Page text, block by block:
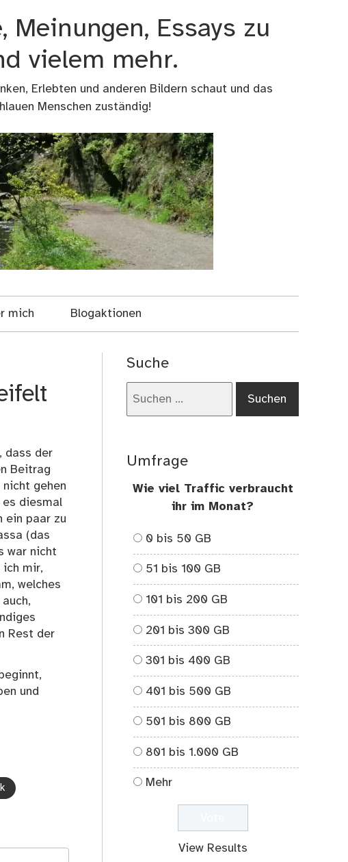
Meinungen, Essays zu
vielem mehr.
Erlebten und anderen Bildern schaut und das
Menschen zuständig!
mich Blogaktionen
dass der
Beitrag
gehen
es diesmal
ein paar zu
(das
war nicht
ich mir,
welches
Rest der
und
Suche
Umfrage
Wie viel Traffic verbraucht
ihr im Monat?
0 bis 50 GB
51 bis 100 GB
101 bis 200 GB
201 bis 300 GB
301 bis 400 GB
401 bis 500 GB
501 bis 800 GB
801 bis 1.000 GB
Mehr
View Results